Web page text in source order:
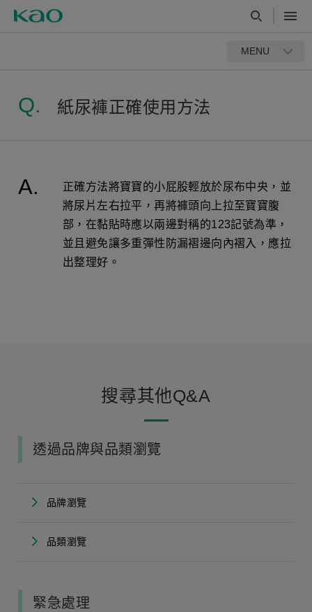
MENU
紙尿褲正確使用方法
正確方法將寶寶的小屁股輕放於尿布中央，並
將尿片左右拉平，再將褲頭向上拉至寶寶腹
部，在黏貼時應以兩邊對稱的123記號為準，
並且避免讓多重彈性防漏褶邊向內褶入，應拉
出整理好。
搜尋其他Q&A
透過品牌與品類瀏覽
品牌瀏覽
品類瀏覽
緊急處理